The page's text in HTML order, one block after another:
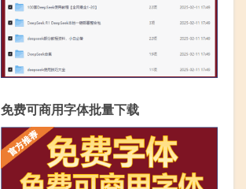
免费可商用字体批量下载